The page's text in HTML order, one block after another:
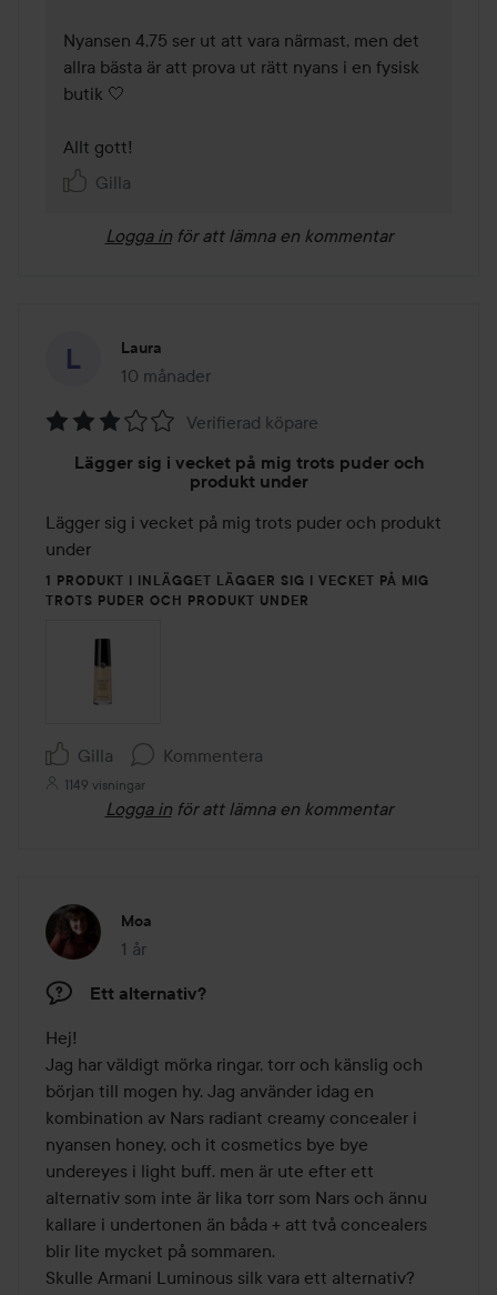
Nyansen 4,75 ser ut att vara närmast, men det
allra bästa är att prova ut rätt nyans i en fysisk
butik 🤍
Allt gott!
Gilla
Logga in för att lämna en kommentar
Laura
10 månader
Inlägget skapades 10 månader
5
Verifierad köpare
Lägger sig i vecket på mig trots puder och
produkt under
Lägger sig i vecket på mig trots puder och produkt
under
1 PRODUKT I INLÄGGET LÄGGER SIG I VECKET PÅ MIG
TROTS PUDER OCH PRODUKT UNDER
Gilla Kommentera
1149 visningar
Logga in för att lämna en kommentar
Moa
1 år
Inlägget skapades 1 år
Ett alternativ?
Hej!
Jag har väldigt mörka ringar, torr och känslig och
början till mogen hy. Jag använder idag en
kombination av Nars radiant creamy concealer i
nyansen honey, och it cosmetics bye bye
undereyes i light buff. men är ute efter ett
alternativ som inte är lika torr som Nars och ännu
kallare i undertonen än båda + att två concealers
blir lite mycket på sommaren.
Skulle Armani Luminous silk vara ett alternativ?